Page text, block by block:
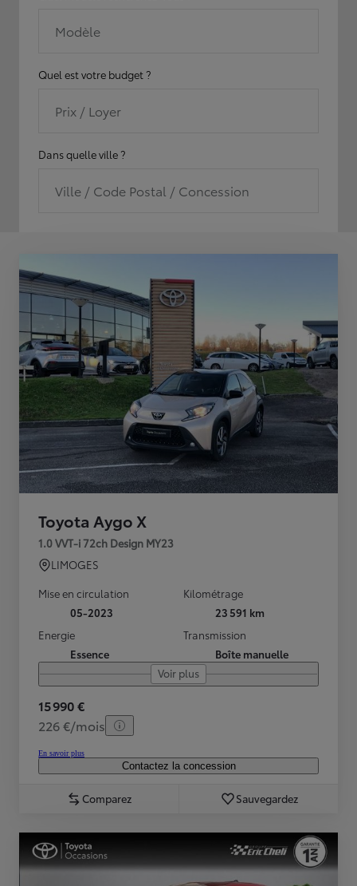
Modèle
Quel est votre budget ?
Prix / Loyer
Dans quelle ville ?
Ville / Code Postal / Concession
Toyota Aygo X
1.0 VVT-i 72ch Design MY23
LIMOGES
Mise en circulation
05-2023
Kilométrage
23 591 km
Energie
Essence
Transmission
Boîte manuelle
Voir plus
15 990 €
226 €/mois
En savoir plus
Contactez la concession
Comparez Sauvegardez